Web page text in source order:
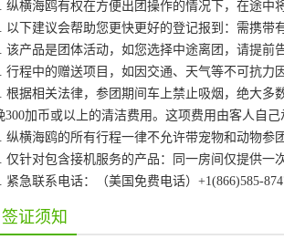
纵横海鸥有权在方便出团操作的情况下，在途
以下建议会帮助您更快更好的登记报到：需携
该产品是团体活动，如您选择中途离团，请提
行程中的赠送项目，如因交通、天气等不可抗
根据相关法律，参团期间车上禁止吸烟，绝大
300加币或以上的清洁费用。这项费用由客人自
纵横海鸥的所有行程一律不允许带宠物和动物参
仅针对包含接机服务的产品：同一房间仅提供
紧急联系电话：（美国免费电话）+1(866)585-
签证须知